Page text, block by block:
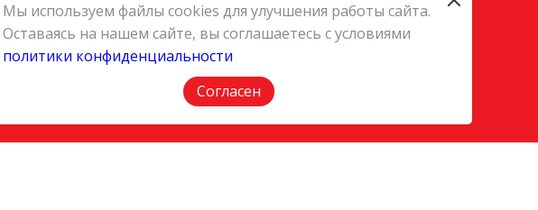
КОНТАКТЫ ПОЛИТИКА КОНФИДЕНЦИАЛЬНОСТИ
Мы используем файлы cookies для улучшения работы сайта.
Оставаясь на нашем сайте, вы соглашаетесь с условиями
политики конфиденциальности
Согласен